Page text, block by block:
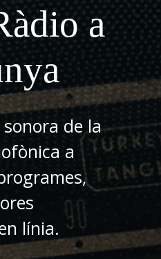
a
de la
a
línia.